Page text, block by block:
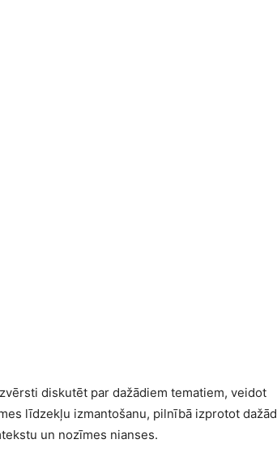
diskutēt par dažādiem tematiem, veidot
līdzekļu izmantošanu, pilnībā izprotot
un nozīmes nianses.